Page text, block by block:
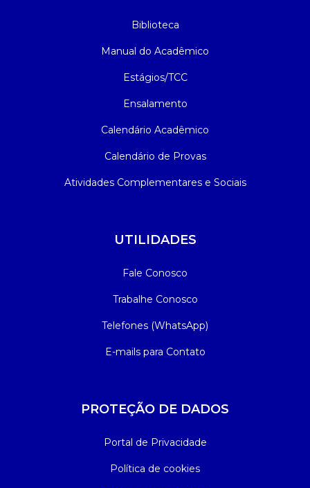
Biblioteca
Manual do Acadêmico
Estágios/TCC
Ensalamento
Calendário Acadêmico
Calendário de Provas
Atividades Complementares e Sociais
UTILIDADES
Fale Conosco
Trabalhe Conosco
Telefones (WhatsApp)
E-mails para Contato
PROTEÇÃO DE DADOS
Portal de Privacidade
Política de cookies